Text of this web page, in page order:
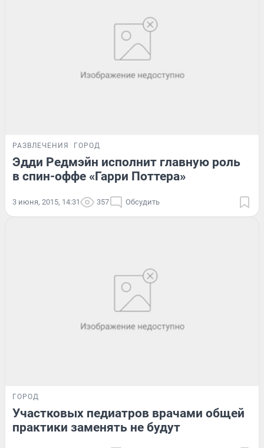
РАЗВЛЕЧЕНИЯ ГОРОД
Эдди Редмэйн исполнит главную роль
в спин-оффе «Гарри Поттера»
3 июня, 2015, 14:31 357 Обсудить
ГОРОД
Участковых педиатров врачами общей
практики заменять не будут